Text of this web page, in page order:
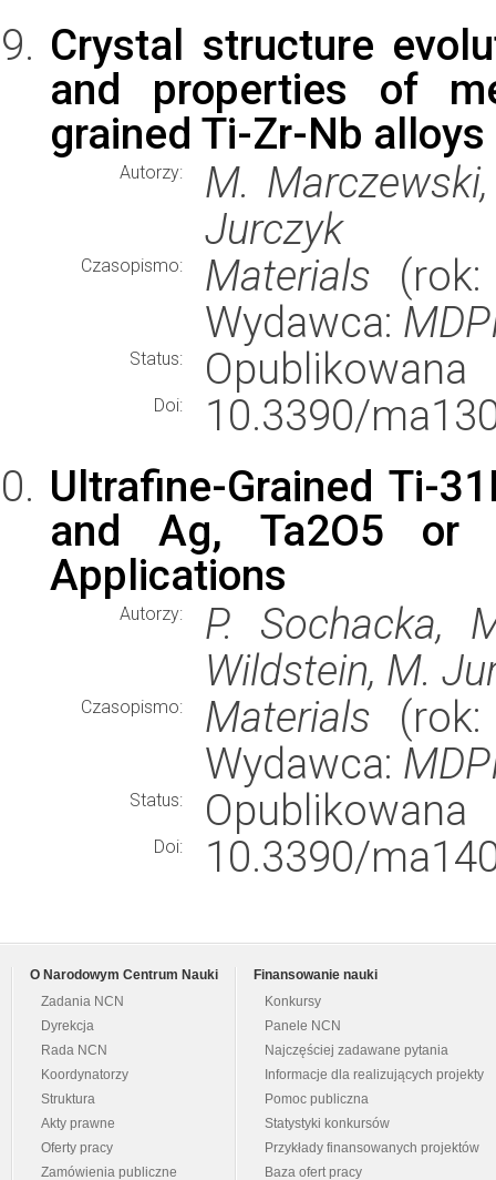
Crystal structure
and properties of
grained Ti-Zr-Nb
Autorzy:
M.
Jurczyk
Czasopismo: Materials
Wydawca:
Status: Opublikowana
Doi:
10.3390/
Ultrafine-Grained Ti-
and Ag, Ta2O5 or
Applications
Autorzy:
P. Sochacka,
Wildstein, M.
Czasopismo: Materials
Wydawca:
Status: Opublikowana
Doi: 10.3390/
O Narodowym Centrum Nauki
Zadania NCN
Dyrekcja
Rada NCN
Koordynatorzy
Struktura
Akty prawne
Oferty pracy
Zamówienia publiczne
Finansowanie nauki
Konkursy
Panele NCN
Najczęściej zadawane pytania
Informacje dla realizujących projekty
Pomoc publiczna
Statystyki konkursów
Przykłady finansowanych projektów
Baza ofert pracy